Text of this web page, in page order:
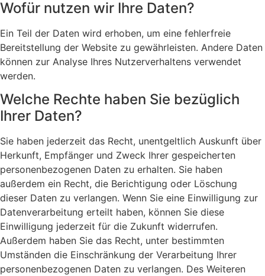
Wofür nutzen wir Ihre Daten?
Ein Teil der Daten wird erhoben, um eine fehlerfreie
Bereitstellung der Website zu gewährleisten. Andere Daten
können zur Analyse Ihres Nutzerverhaltens verwendet
werden.
Welche Rechte haben Sie bezüglich
Ihrer Daten?
Sie haben jederzeit das Recht, unentgeltlich Auskunft über
Herkunft, Empfänger und Zweck Ihrer gespeicherten
personenbezogenen Daten zu erhalten. Sie haben
außerdem ein Recht, die Berichtigung oder Löschung
dieser Daten zu verlangen. Wenn Sie eine Einwilligung zur
Datenverarbeitung erteilt haben, können Sie diese
Einwilligung jederzeit für die Zukunft widerrufen.
Außerdem haben Sie das Recht, unter bestimmten
Umständen die Einschränkung der Verarbeitung Ihrer
personenbezogenen Daten zu verlangen. Des Weiteren